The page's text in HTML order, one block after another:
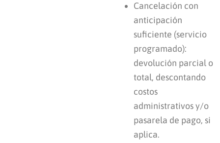
Cancelación con
anticipación
suficiente (servicio
programado):
devolución parcial o
total, descontando
costos
administrativos y/o
pasarela de pago, si
aplica.